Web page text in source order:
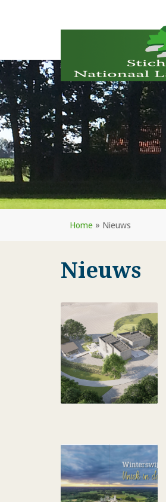
Home » Nieuws
Nieuws